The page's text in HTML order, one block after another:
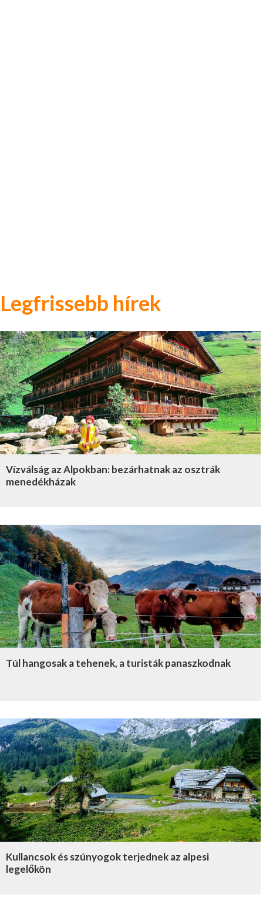
Legfrissebb hírek
Vízválság az Alpokban: bezárhatnak az osztrák
menedékházak
Túl hangosak a tehenek, a turisták panaszkodnak
Kullancsok és szúnyogok terjednek az alpesi
legelőkön